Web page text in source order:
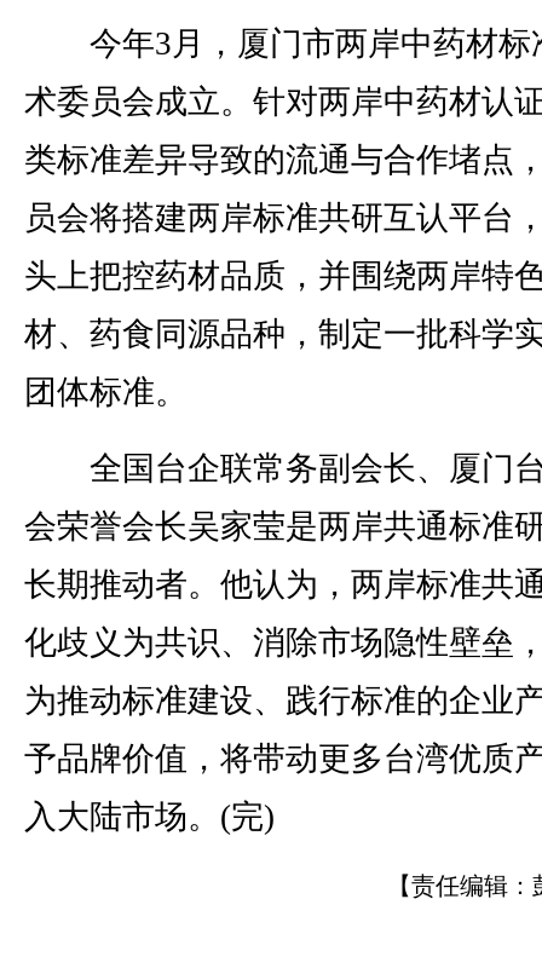
今年3月，厦门市两岸中药材标
术委员会成立。针对两岸中药材认
类标准差异导致的流通与合作堵点
员会将搭建两岸标准共研互认平台
头上把控药材品质，并围绕两岸特
材、药食同源品种，制定一批科学
团体标准。
全国台企联常务副会长、厦门
会荣誉会长吴家莹是两岸共通标准
长期推动者。他认为，两岸标准共
化歧义为共识、消除市场隐性壁垒
为推动标准建设、践行标准的企业
予品牌价值，将带动更多台湾优质
入大陆市场。(完)
【责任编辑：